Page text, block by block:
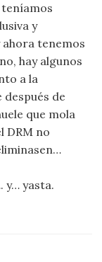
teníamos
y
tenemos
hay algunos
a la
de
que mola
DRM no
y… yasta.